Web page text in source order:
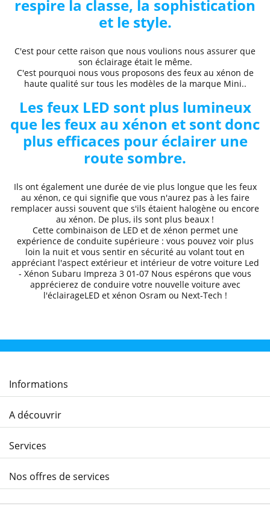
respire la classe, la sophistication
et le style.
C'est pour cette raison que nous voulions nous assurer que
son éclairage était le même.
C'est pourquoi nous vous proposons des feux au xénon de
haute qualitésur tous les modèles de la marque Mini..
Les feux LED sont plus lumineux
que les feux au xénon et sont donc
plus efficaces pour éclairer une
route sombre.
Ils ont également une durée de vie plus longue que les feux
au xénon, ce qui signifie que vous n'aurez pas à les faire
remplacer aussi souvent que s'ils étaient halogène ou encore
au xénon. De plus, ils sont plus beaux !
Cette combinaison de LED et de xénon permet une
expérience de conduite supérieure: vous pouvez voir plus
loin la nuit et vous sentir en sécurité au volant tout en
appréciant l'aspect extérieur et intérieur de votre voiture Led
- Xénon Subaru Impreza 3 01-07 Nous espérons que vous
apprécierez de conduirevotre nouvelle voiture avec
l'éclairageLED et xénon Osram ou Next-Tech !
Informations
A découvrir
Services
Nos offres de services